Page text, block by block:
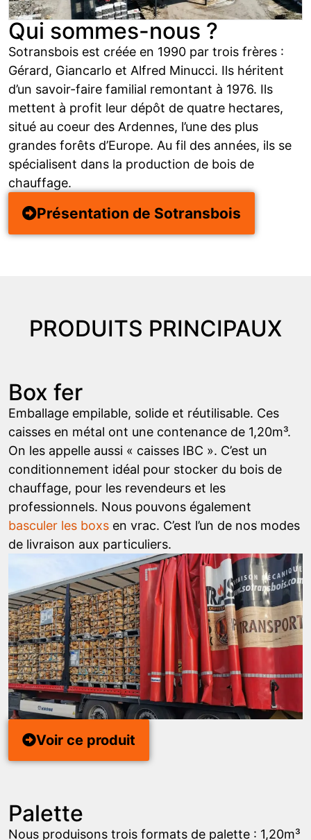
Qui sommes-nous ?
Sotransbois est créée en 1990 par trois frères :
Gérard, Giancarlo et Alfred Minucci. Ils héritent
d’un savoir-faire familial remontant à 1976. Ils
mettent à profit leur dépôt de quatre hectares,
situé au coeur des Ardennes, l’une des plus
grandes forêts d’Europe. Au fil des années, ils se
spécialisent dans la production de bois de
chauffage.
Présentation de Sotransbois
PRODUITS PRINCIPAUX
Box fer
Emballage empilable, solide et réutilisable. Ces
caisses en métal ont une contenance de 1,20m³.
On les appelle aussi « caisses IBC ». C’est un
conditionnement idéal pour stocker du bois de
chauffage, pour les revendeurs et les
professionnels. Nous pouvons également
basculer les boxs en vrac. C’est l’un de nos modes
de livraison aux particuliers.
Voir ce produit
Palette
Nous produisons trois formats de palette : 1,20m³